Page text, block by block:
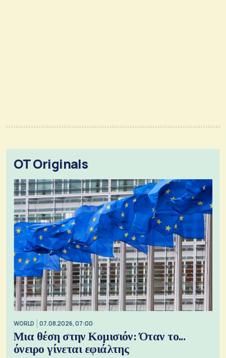
OT Originals
WORLD 07.08.2026, 07:00
Μια θέση στην Κομισιόν: Όταν το...
όνειρο γίνεται εφιάλτης